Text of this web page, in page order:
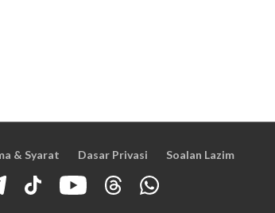
& Syarat Dasar Privasi Soalan Lazim